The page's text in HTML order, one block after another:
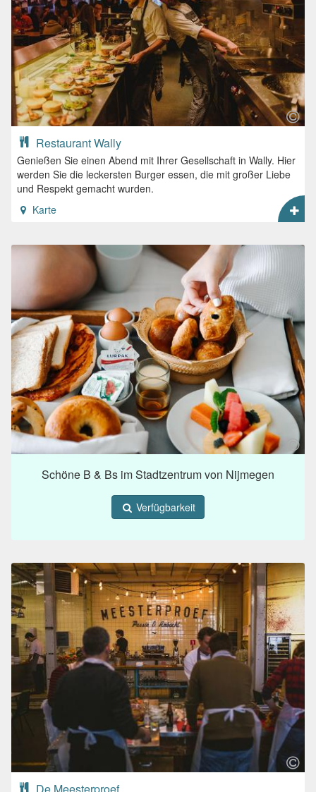
Restaurant Wally
Genießen Sie einen Abend mit Ihrer Gesellschaft in Wally. Hier
werden Sie die leckersten Burger essen, die mit großer Liebe
und Respekt gemacht wurden.
Karte
Schöne B & Bs im Stadtzentrum von Nijmegen
Verfügbarkeit